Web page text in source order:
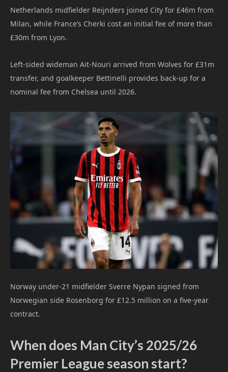
Netherlands midfielder Reijnders joined City for £46m from
Milan, while France’s Cherki cost an initial fee of more than
£30m from Lyon.
Left-sided wideman Ait-Nouri arrived from Wolves for £31m
transfer, and goalkeeper Bettinelli provides back-up for a
nominal fee from Chelsea until 2026.
Norway under-21 midfielder Sverre Nypan signed from
Norwegian side Rosenborg for £12.5 million on a five-year
contract.
When does Man City’s 2025/26
Premier League season start?